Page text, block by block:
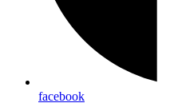
facebook